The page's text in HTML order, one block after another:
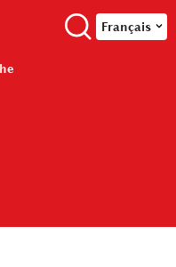
Français